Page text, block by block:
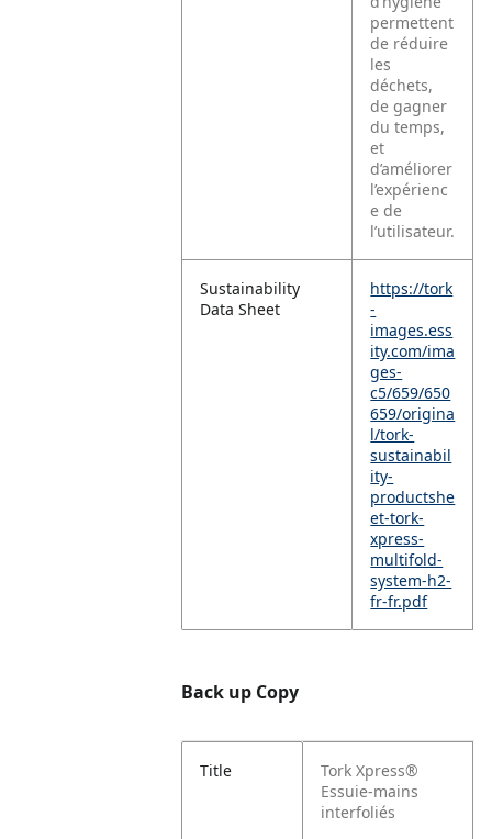
permettent
de réduire
les
déchets,
de gagner
du temps,
et
d’améliorer
l’expérienc
e de
l’utilisateur.
Sustainability
Data Sheet
https://tork
-
images.ess
ity.com/ima
ges-
c5/659/650
659/origina
l/tork-
sustainabil
ity-
productshe
et-tork-
xpress-
multifold-
system-h2-
fr-fr.pdf
Back up Copy
Title
Tork Xpress®
Essuie-mains
interfoliés